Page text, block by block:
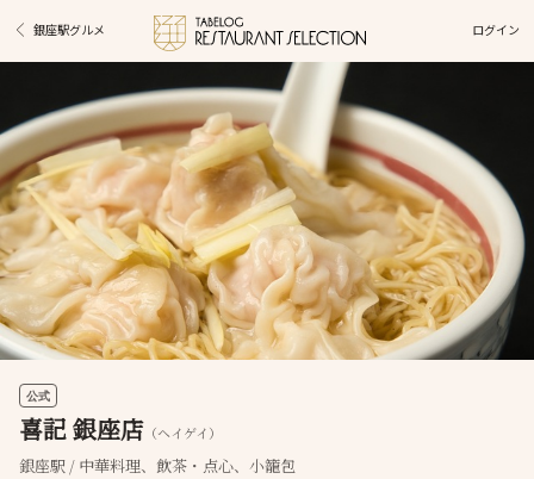
銀座駅グルメ ログイン
公式
喜記 銀座店 （ヘイゲイ）
銀座駅 / 中華料理、飲茶・点心、小籠包